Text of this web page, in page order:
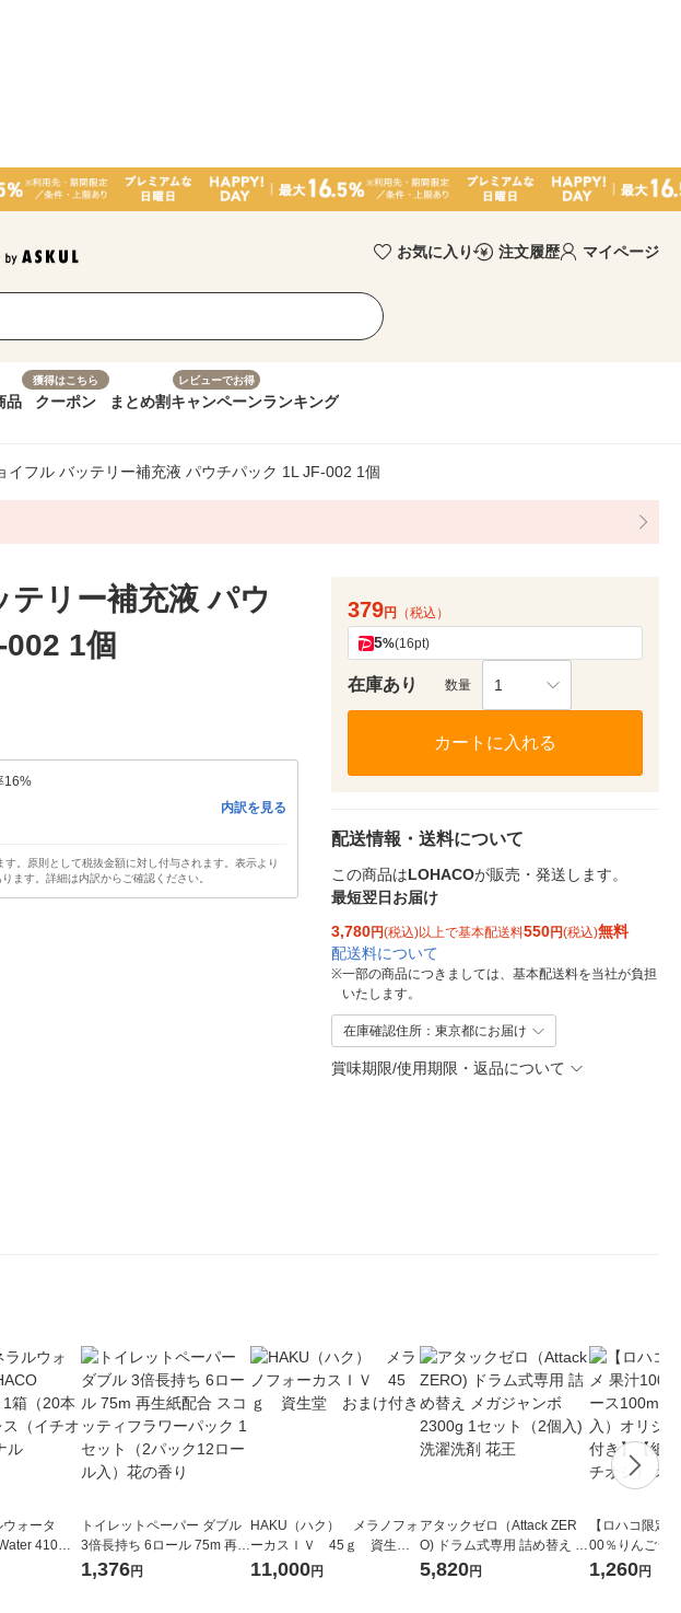
お気に入り 注文履歴 マイページ
品
獲得はこちら
クーポン まとめ割
レビューでお得
キャンペーンランキング
イフル バッテリー補充液 パウチパック 1L JF-002 1個
リー補充液 パウ
1個
16%
内訳を見る
。原則として税抜金額に対し付与されます。表示より
ます。詳細は内訳からご確認ください。
379円 （税込）
5%(16pt)
在庫あり 数量 1
カートに入れる
配送情報・送料について
この商品はLOHACOが販売・発送します。
最短翌日お届け
3,780円(税込)以上で基本配送料550円(税込)無料
配送料について
※一部の商品につきましては、基本配送料を当社が負担
いたします。
在庫確認住所：東京都にお届け
賞味期限/使用期限・返品について
ウォータ
410ml
ベルレス
トイレットペーパー ダブル
3倍長持ち 6ロール 75m 再生
紙配合 スコッティフラワー
1,376円
HAKU（ハク） メラノフォ
ーカスＩＶ 45ｇ 資生
堂 おまけ付き
11,000円
アタックゼロ（Attack ZER
O) ドラム式専用 詰め替え メ
ガジャンボ 2300g 1セット
5,820円
【ロハコ限定
00％りんごジ
箱（18本入）
1,260円